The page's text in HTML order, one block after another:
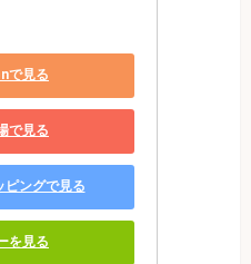
で見る
で見る
ングで見る
を見る